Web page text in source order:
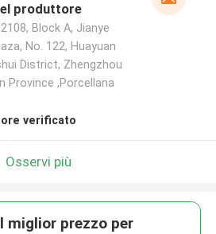
produttore
Block A, Jianye
No. 122, Huayuan
District, Zhengzhou
Province ,Porcellana
verificato
Osservi più
miglior prezzo per